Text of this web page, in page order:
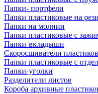
Папки- портфели
Папки пластиковые на
Папки на молнии
Папки пластиковые с
Папки-вкладыши
Скоросшиватели
Папки пластиковые с
Папки-уголки
Разделители листов
Короба архивные